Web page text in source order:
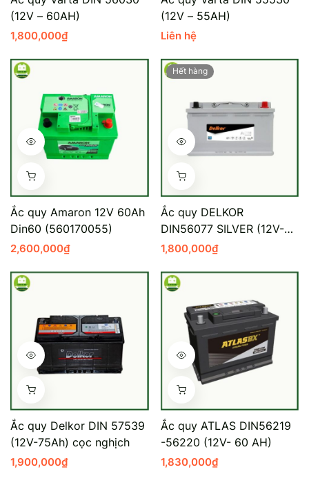
BMW
(12V – 60AH)
1,800,000₫
(12V – 55AH)
Liên hệ
Ắc quy Amaron 12V 60Ah
Din60 (560170055)
2,600,000₫
Hết hàng
Ắc quy DELKOR
DIN56077 SILVER (12V-
60AH)
1,800,000₫
Ắc quy Delkor DIN 57539
(12V-75Ah) cọc nghịch
1,900,000₫
Ắc quy ATLAS DIN56219
-56220 (12V- 60 AH)
1,830,000₫